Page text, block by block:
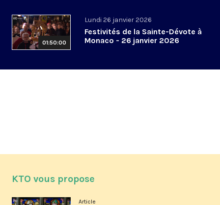
01:50:00
Lundi 26 janvier 2026
Festivités de la Sainte-Dévote à
Monaco - 26 janvier 2026
KTO vous propose
Article